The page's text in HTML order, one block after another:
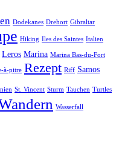
Dodekanes Drehort Gibraltar
Hiking Iles des Saintes Italien
Leros Marina Marina Bas-du-Fort
à-pitre Rezept Riff Samos
St. Vincent Sturm Tauchen Turtles
Wasserfall